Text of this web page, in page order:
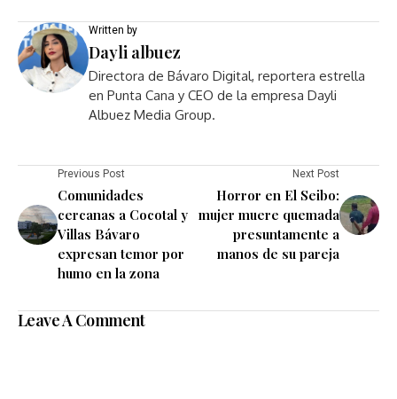
Written by
Dayli albuez
Directora de Bávaro Digital, reportera estrella
en Punta Cana y CEO de la empresa Dayli
Albuez Media Group.
Previous Post
Comunidades
cercanas a Cocotal y
Villas Bávaro
expresan temor por
humo en la zona
Next Post
Horror en El Seibo:
mujer muere quemada
presuntamente a
manos de su pareja
Leave A Comment